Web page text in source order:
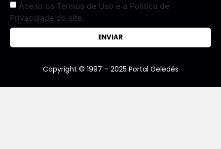
Aceito os Termos de Uso e a Política de
Privacidade do site.
ENVIAR
Copyright © 1997 – 2025 Portal Geledés